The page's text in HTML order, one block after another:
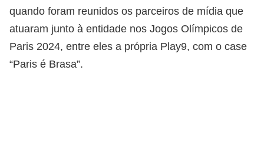
quando foram reunidos os parceiros de mídia que
atuaram junto à entidade nos Jogos Olímpicos de
Paris 2024, entre eles a própria Play9, com o case
“Paris é Brasa”.